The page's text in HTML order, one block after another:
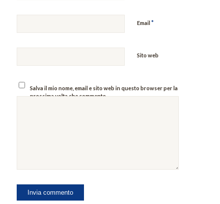
Email*
Sito web
Salva il mio nome, email e sito web in questo browser per la
prossima volta che commento.